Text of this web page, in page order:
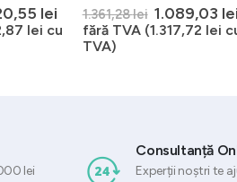
leiPrețul
curent
este:
lei cu
1.361,28lei Prețul
inițial
1.089,03 lei
fără TVA (1.317,72 lei
TVA)
lei
Consultanță
Experții noștri te